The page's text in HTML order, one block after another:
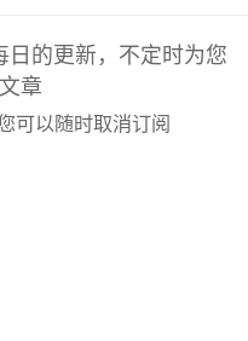
总值超30万亿元，同比
；; 3、东航发布新规：8
的更新，不定时为您
章
可以随时取消订阅